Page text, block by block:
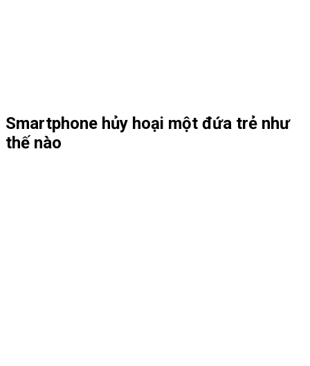
Smartphone hủy hoại một đứa trẻ như
thế nào